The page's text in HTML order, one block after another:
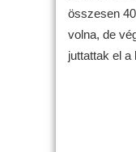
összesen
volna, de
juttattak el